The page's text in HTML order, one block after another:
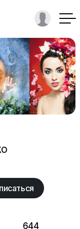
644